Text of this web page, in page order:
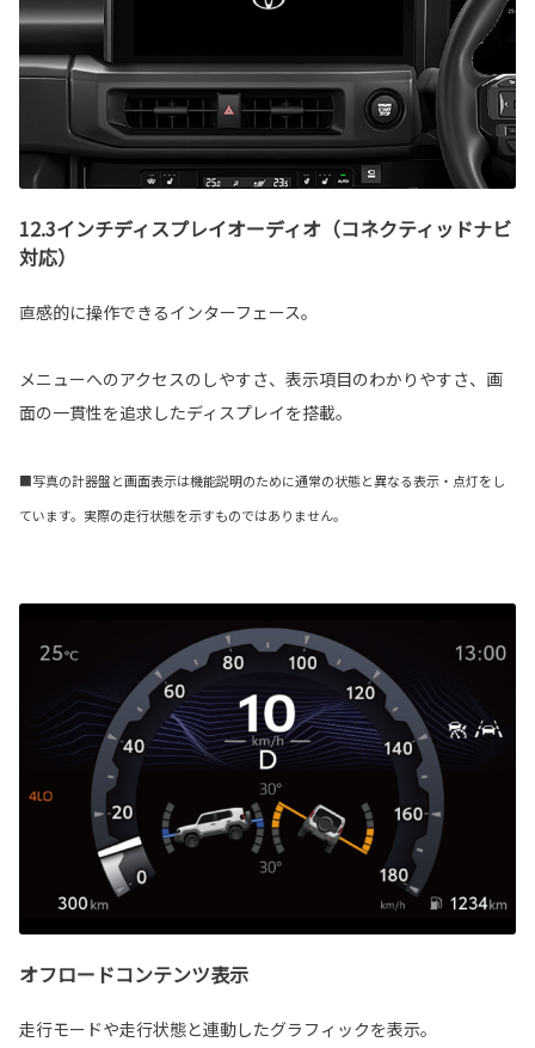
12.3インチディスプレイオーディオ（コネクティッドナビ
対応）
直感的に操作できるインターフェース。
メニューへのアクセスのしやすさ、表示項目のわかりやすさ、画
面の一貫性を追求したディスプレイを搭載。
■写真の計器盤と画面表示は機能説明のために通常の状態と異なる表示・点灯をし
ています。実際の走行状態を示すものではありません。
オフロードコンテンツ表示
走行モードや走行状態と連動したグラフィックを表示。